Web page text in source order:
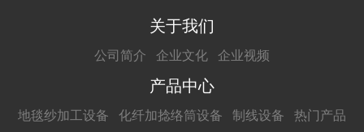
关于我们
公司简介 企业文化 企业视频
产品中心
地毯纱加工设备 化纤加捻络筒设备 制线设备
热门产品